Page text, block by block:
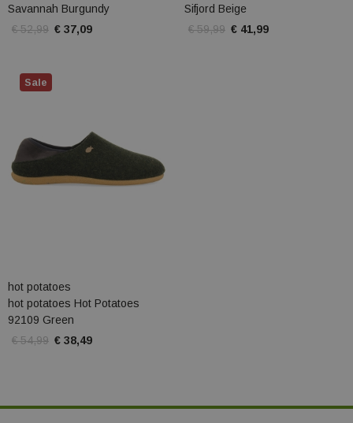
Savannah Burgundy
€ 52,99 € 37,09
Sifjord Beige
€ 59,99 € 41,99
hot potatoes
hot potatoes Hot Potatoes
92109 Green
€ 54,99 € 38,49
Sale